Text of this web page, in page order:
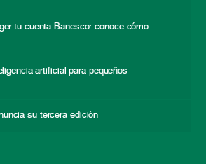
tu cuenta Banesco: conoce cómo
artificial para pequeños
su tercera edición